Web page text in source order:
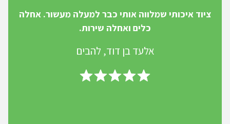
ציוד איכותי שמלווה אותי כבר למעלה מעשור. אחלה
כלים ואחלה שירות.
אלעד בן דוד, להבים